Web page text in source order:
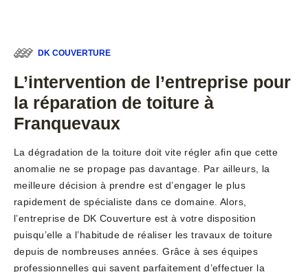
DK COUVERTURE
L’intervention de l’entreprise pour
la réparation de toiture à
Franquevaux
La dégradation de la toiture doit vite régler afin que cette
anomalie ne se propage pas davantage. Par ailleurs, la
meilleure décision à prendre est d’engager le plus
rapidement de spécialiste dans ce domaine. Alors,
l’entreprise de DK Couverture est à votre disposition
puisqu’elle a l’habitude de réaliser les travaux de toiture
depuis de nombreuses années. Grâce à ses équipes
professionnelles qui savent parfaitement d’effectuer la